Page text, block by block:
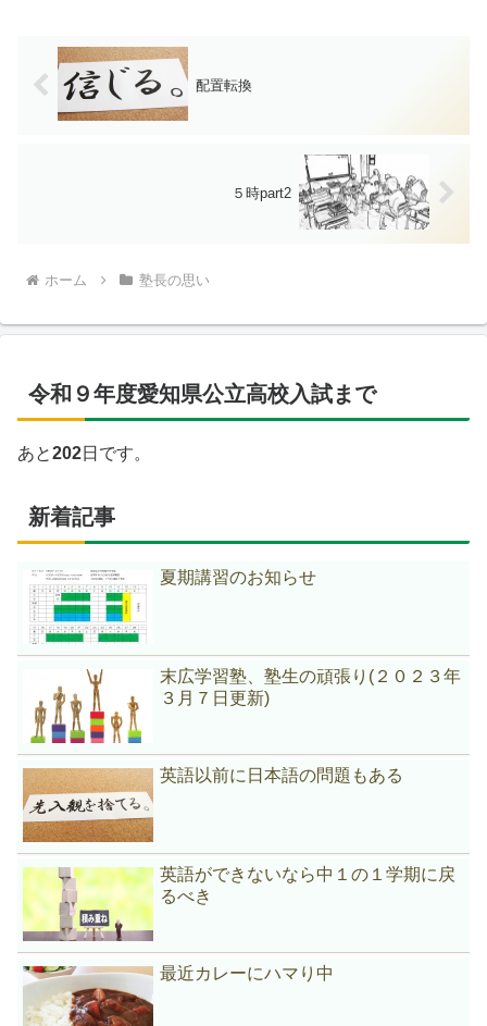
配置転換
５時part2
ホーム 塾長の思い
令和９年度愛知県公立高校入試まで
あと202日です。
新着記事
夏期講習のお知らせ
末広学習塾、塾生の頑張り(２０２３年
３月７日更新)
英語以前に日本語の問題もある
英語ができないなら中１の１学期に戻
るべき
最近カレーにハマり中